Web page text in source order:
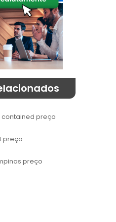
preço
preço
preço